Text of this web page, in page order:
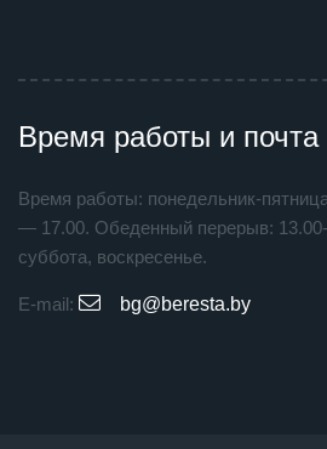
Время работы и почта
Время работы: понедельник-
— 17.00. Обеденный перерыв:
суббота, воскресенье.
E-mail: bg@beresta.by